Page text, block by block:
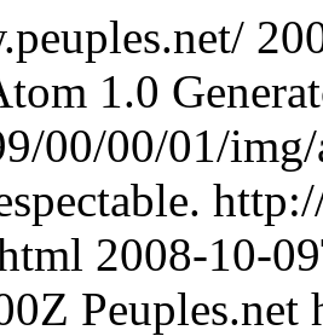
1.0
00/00/01/img/
2008-10-
Peuples.net